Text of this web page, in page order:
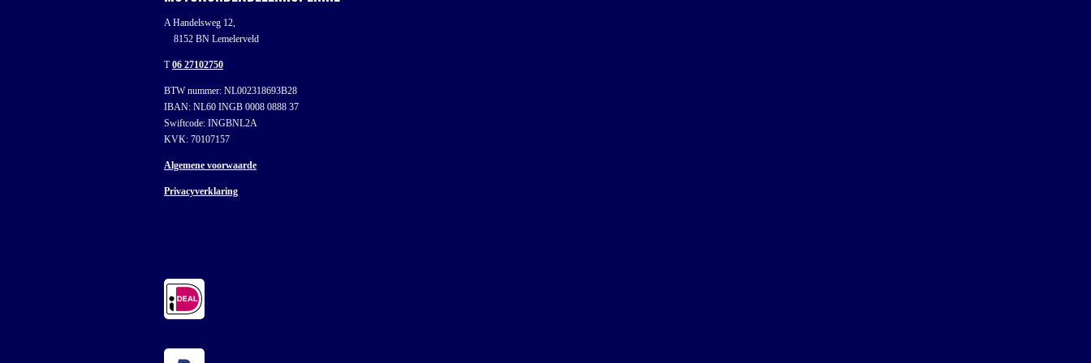
A Handelsweg 12,
8152 BN Lemelerveld
T06 27102750
BTW nummer: NL002318693B28
IBAN: NL60 INGB 0008 0888 37
Swiftcode: INGBNL2A
KVK: 70107157
Algemene voorwaarde
Privacyverklaring